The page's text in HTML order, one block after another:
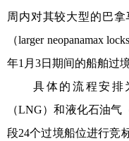
周内对其较大型的巴
（larger neopanamax
年1月3日期间的船舶过境
具体的流程安排
（LNG）和液化石油
段24个过境船位进行竞